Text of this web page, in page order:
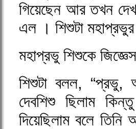
গিয়েছেন আর তখন
এল । শিশুটা
মহাপ্রভু শিশুকে
শিশুটা বলল, “প্রভু,
দেবশিশু ছিলাম
দিয়েছিলাম বলে